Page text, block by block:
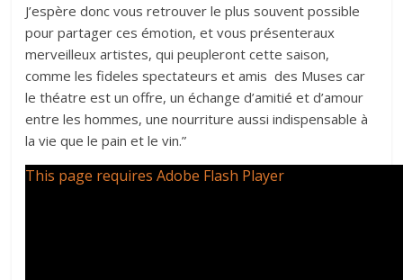
J’espère donc vous retrouver le plus souvent possible
pour partager ces émotion, et vous présenteraux
merveilleux artistes, qui peupleront cette saison,
comme les fideles spectateurs et amis des Muses car
le théatre est un offre, un échange d’amitié et d’amour
entre les hommes, une nourriture aussi indispensable à
la vie que le pain et le vin.”
This page requires Adobe Flash Player